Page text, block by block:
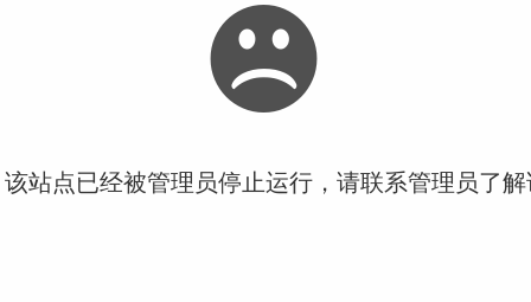
站点已经被管理员停止运行，请联系管理员了